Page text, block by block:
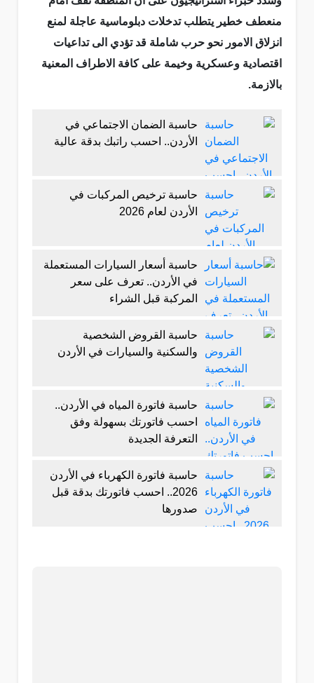
منعطف خطير يتطلب تدخلات دبلوماسية عاجلة لمنع
انزلاق الامور نحو حرب شاملة قد تؤدي الى تداعيات
اقتصادية وعسكرية وخيمة على كافة الاطراف المعنية
بالازمة.
حاسبة الضمان الاجتماعي في
الأردن.. احسب راتبك بدقة عالية
حاسبة ترخيص المركبات في
الأردن لعام 2026
حاسبة أسعار السيارات المستعملة
في الأردن.. تعرف على سعر
المركبة قبل الشراء
حاسبة القروض الشخصية
والسكنية والسيارات في الأردن
حاسبة فاتورة المياه في الأردن..
احسب فاتورتك بسهولة وفق
التعرفة الجديدة
حاسبة فاتورة الكهرباء في الأردن
2026.. احسب فاتورتك بدقة قبل
صدورها